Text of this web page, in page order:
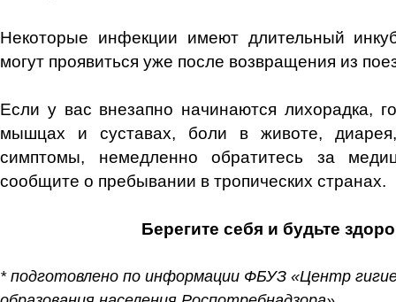
Некоторые инфекции имеют длительный
могут проявиться уже после возвращения из
Если у вас внезапно начинаются лихорадка,
мышцах и суставах, боли в животе,
симптомы, немедленно обратитесь за
сообщите о пребывании в тропических странах.
Берегите себя и будьте
* подготовлено по информации ФБУЗ «Центр